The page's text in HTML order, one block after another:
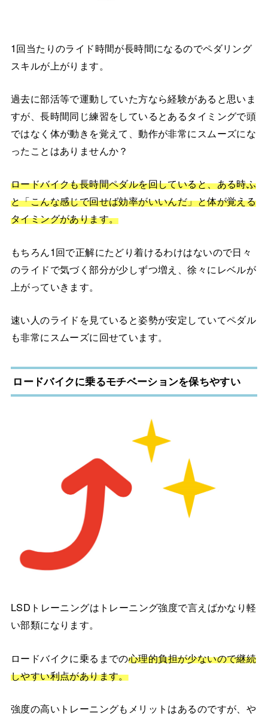
1回当たりのライド時間が長時間になるのでペダリング
スキルが上がります。
過去に部活等で運動していた方なら経験があると思いま
すが、長時間同じ練習をしているとあるタイミングで頭
ではなく体が動きを覚えて、動作が非常にスムーズにな
ったことはありませんか？
ロードバイクも長時間ペダルを回していると、ある時ふ
と「こんな感じで回せば効率がいいんだ」と体が覚える
タイミングがあります。
もちろん1回で正解にたどり着けるわけはないので日々
のライドで気づく部分が少しずつ増え、徐々にレベルが
上がっていきます。
速い人のライドを見ていると姿勢が安定していてペダル
も非常にスムーズに回せています。
ロードバイクに乗るモチベーションを保ちやすい
LSDトレーニングはトレーニング強度で言えばかなり軽
い部類になります。
ロードバイクに乗るまでの心理的負担が少ないので継続
しやすい利点があります。
強度の高いトレーニングもメリットはあるのですが、や